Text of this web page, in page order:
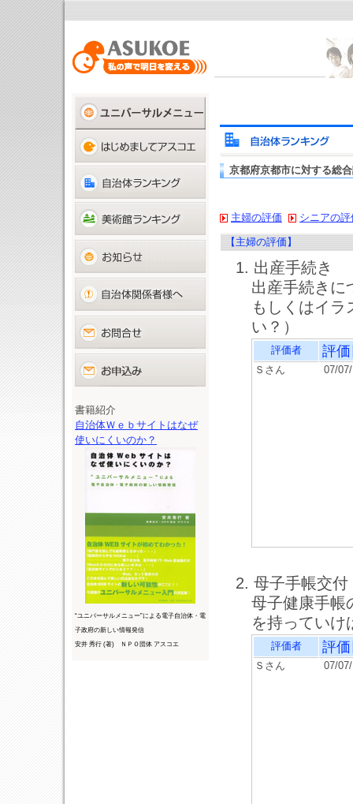
書籍紹介
自治体Ｗｅｂサイトはなぜ
使いにくいのか？
“ユニバーサルメニュー”による電子自治体・電
子政府の新しい情報発信
安井 秀行 (著) ＮＰＯ団体 アスコエ
京都府京都市に対する総
主婦の評価 シニアの評
【主婦の評価】
1. 出産手続き
出産手続きに
もしくはイラ
い？）
評価者 評
Ｓさん 07/
2. 母子手帳交付
母子健康手帳
を持ってい
評価者 評
Ｓさん 07/